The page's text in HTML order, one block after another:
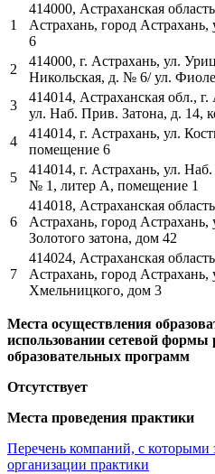
1
414000, Астраханская
Астрахань, город Астрахань,
6
2
414000, г. Астрахань, ул.
Никольская, д. № 6/ ул.
3
414014, Астраханская обл.,
ул. Наб. Прив. Затона, д. 14,
4
414014, г. Астрахань, ул.
помещение 6
5
414014, г. Астрахань, ул.
№ 1, литер А, помещение 1
6
414018, Астраханская
Астрахань, город Астрахань,
Золотого затона, дом 42
7
414024, Астраханская
Астрахань, город Астрахань,
Хмельницкого, дом 3
Места осуществления
использовании сетевой формы
образовательных программ
Отсутствует
Места проведения практики
Перечень компаний, с
организации практики